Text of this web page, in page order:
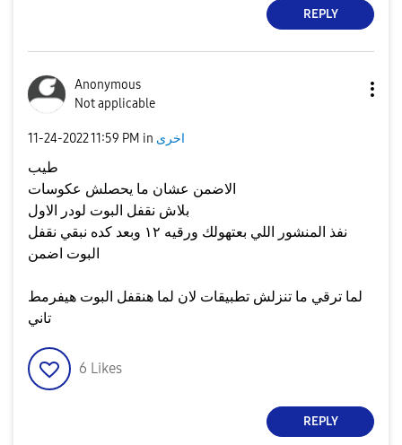
REPLY
Anonymous
Not applicable
‎11-24-202211:59 PM in اخرى
طيب
الاضمن عشان ما يحصلش عكوسات
بلاش نقفل البوت لودر الاول
نفذ المنشور اللي بعتهولك ورقيه ١٢ وبعد كده نبقي نقفل
البوت اضمن
لما ترقي ما تنزلش تطبيقات لان لما هنقفل البوت هيفرمط
تاني
6 Likes
REPLY